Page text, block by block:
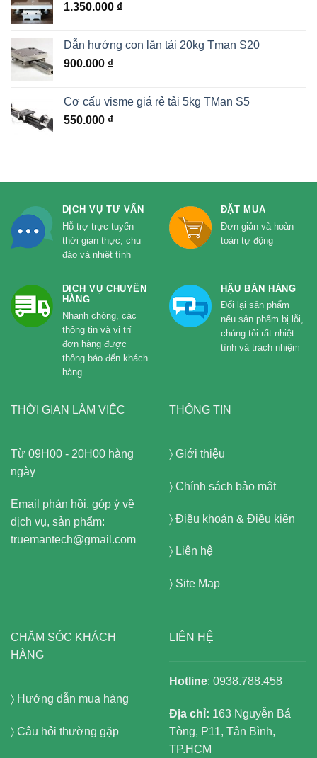
1.350.000 ₫
Dẫn hướng con lăn tải 20kg Tman S20
900.000 ₫
Cơ cấu visme giá rẻ tải 5kg TMan S5
550.000 ₫
DỊCH VỤ TƯ VẤN
Hỗ trợ trực tuyến
thời gian thực, chu
đáo và nhiệt tình
ĐẶT MUA
Đơn giản và hoàn
toàn tự động
DỊCH VỤ CHUYỂN
HÀNG
Nhanh chóng, các
thông tin và vị trí
đơn hàng được
thông báo đến khách
hàng
HẬU BÁN HÀNG
Đổi lại sản phẩm
nếu sản phẩm bị lỗi,
chúng tôi rất nhiệt
tình và trách nhiệm
THỜI GIAN LÀM VIỆC
Từ 09H00 - 20H00 hàng
ngày
Email phản hồi, góp ý về
dịch vụ, sản phẩm:
truemantech@gmail.com
THÔNG TIN
〉 Giới thiệu
〉 Chính sách bảo mât
〉 Điều khoản & Điều kiện
〉 Liên hệ
〉 Site Map
CHĂM SÓC KHÁCH
HÀNG
〉 Hướng dẫn mua hàng
〉 Câu hỏi thường gặp
LIÊN HỆ
Hotline: 0938.788.458
Địa chỉ: 163 Nguyễn Bá
Tòng, P11, Tân Bình,
TP.HCM